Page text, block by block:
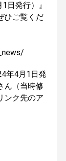
日発行）』
ひご覧くだ
年4月1日発
ん（当時修
ンク先のア